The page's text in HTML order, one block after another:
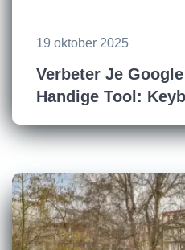
19 oktober 2025
Verbeter Je
Handige Tool: